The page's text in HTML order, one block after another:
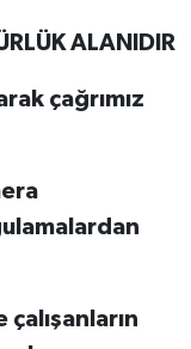
ALANIDIR
çağrımız